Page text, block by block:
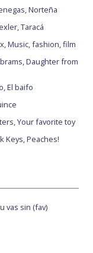
Norteña
Taracá
Music, fashion, film
Daughter from
El baifo
Your favorite toy
Keys, Peaches!
vas sin (fav)